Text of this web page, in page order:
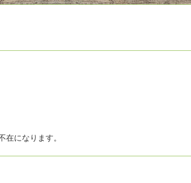
になります。